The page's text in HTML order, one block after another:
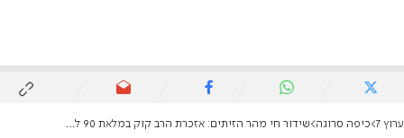
ערוץ 7 כיפה סרוגה שידור חי מהר הזיתים: אזכרת הרב קוק במלאת 90 לפטירתו